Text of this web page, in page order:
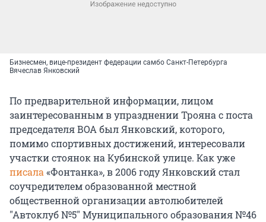
Бизнесмен, вице-президент федерации самбо Санкт-Петербурга
Вячеслав Янковский
По предварительной информации, лицом
заинтересованным в упразднении Трояна с поста
председателя ВОА был Янковский, которого,
помимо спортивных достижений, интересовали
участки стоянок на Кубинской улице. Как уже
писала«Фонтанка», в 2006 году Янковский стал
соучредителем образованной местной
общественной организации автолюбителей
"Автоклуб №5" Муниципального образования №46